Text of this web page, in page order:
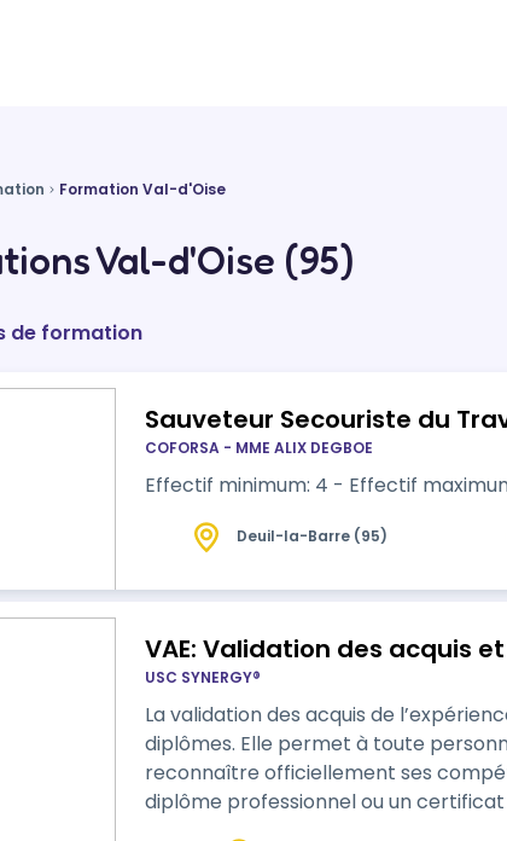
Formation Val-d'Oise
Val-d'Oise (95)
de formation
Sauveteur Secouriste du
COFORSA - MME ALIX DEGBOE
Effectif minimum: 4 - Effectif
Deuil-la-Barre (95)
VAE: Validation des acquis
USC SYNERGY®
La validation des acquis de
diplômes. Elle permet à toute personne
reconnaître officiellement ses
diplôme professionnel ou un